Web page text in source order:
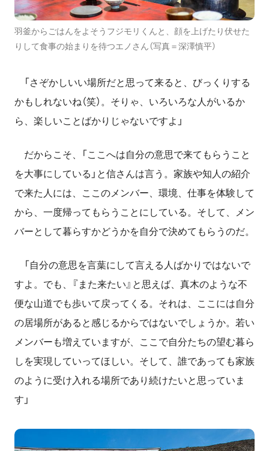
羽釜からごはんをよそうフジモリくんと、顔を上げたり伏せた
りして食事の始まりを待つエノさん（写真＝深澤慎平）
「さぞかしいい場所だと思って来ると、びっくりする
かもしれないね（笑）。そりゃ、いろいろな人がいるか
ら、楽しいことばかりじゃないですよ」
だからこそ、「ここへは自分の意思で来てもらうこと
を大事にしている」と信さんは言う。家族や知人の紹介
で来た人には、ここのメンバー、環境、仕事を体験して
から、一度帰ってもらうことにしている。そして、メン
バーとして暮らすかどうかを自分で決めてもらうのだ。
「自分の意思を言葉にして言える人ばかりではないで
すよ。でも、『また来たい』と思えば、真木のような不
便な山道でも歩いて戻ってくる。それは、ここには自分
の居場所があると感じるからではないでしょうか。若い
メンバーも増えていますが、ここで自分たちの望む暮ら
しを実現していってほしい。そして、誰であっても家族
のように受け入れる場所であり続けたいと思っていま
す」